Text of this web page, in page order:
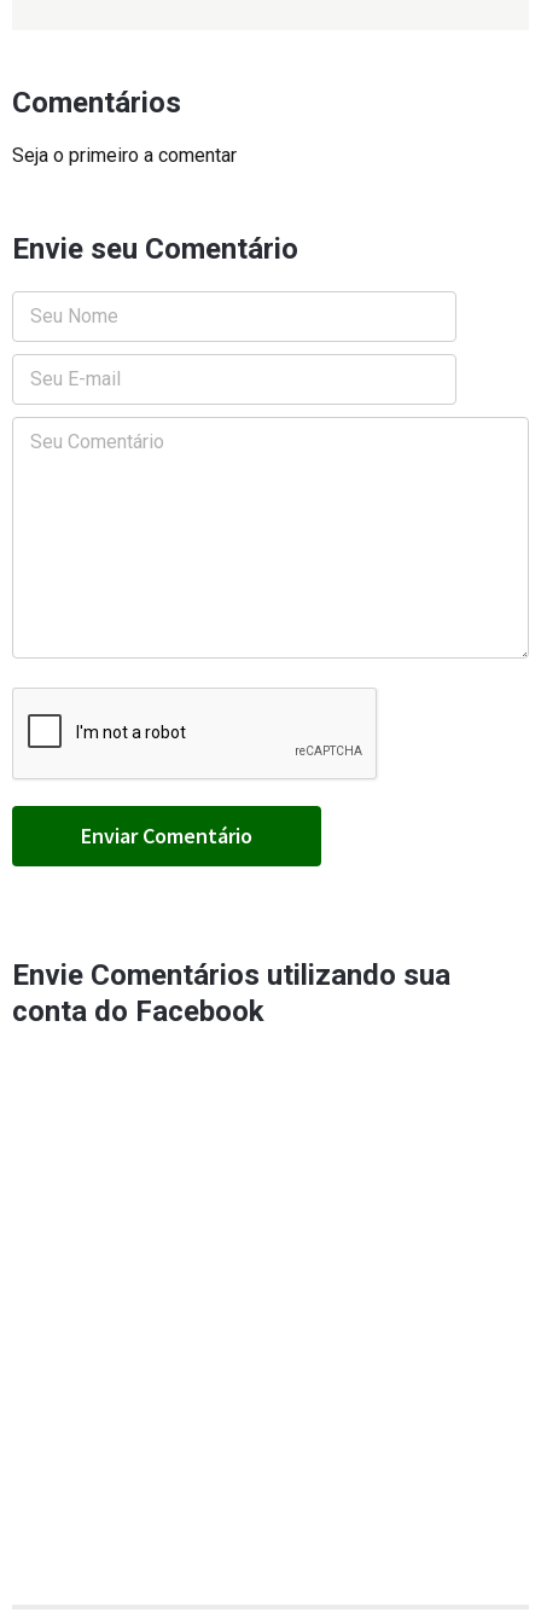
Comentários
Seja o primeiro a comentar
Envie seu Comentário
Envie Comentários utilizando sua
conta do Facebook